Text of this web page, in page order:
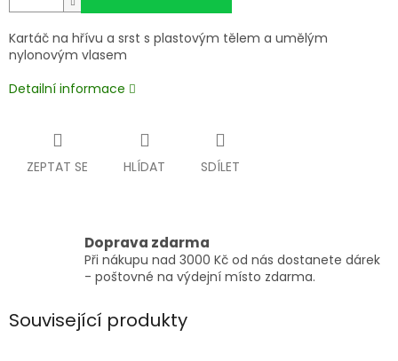
Kartáč na hřívu a srst s plastovým tělem a umělým
nylonovým vlasem
Detailní informace
ZEPTAT SE HLÍDAT SDÍLET
Doprava zdarma
Při nákupu nad 3000 Kč od nás dostanete dárek
- poštovné na výdejní místo zdarma.
Související produkty